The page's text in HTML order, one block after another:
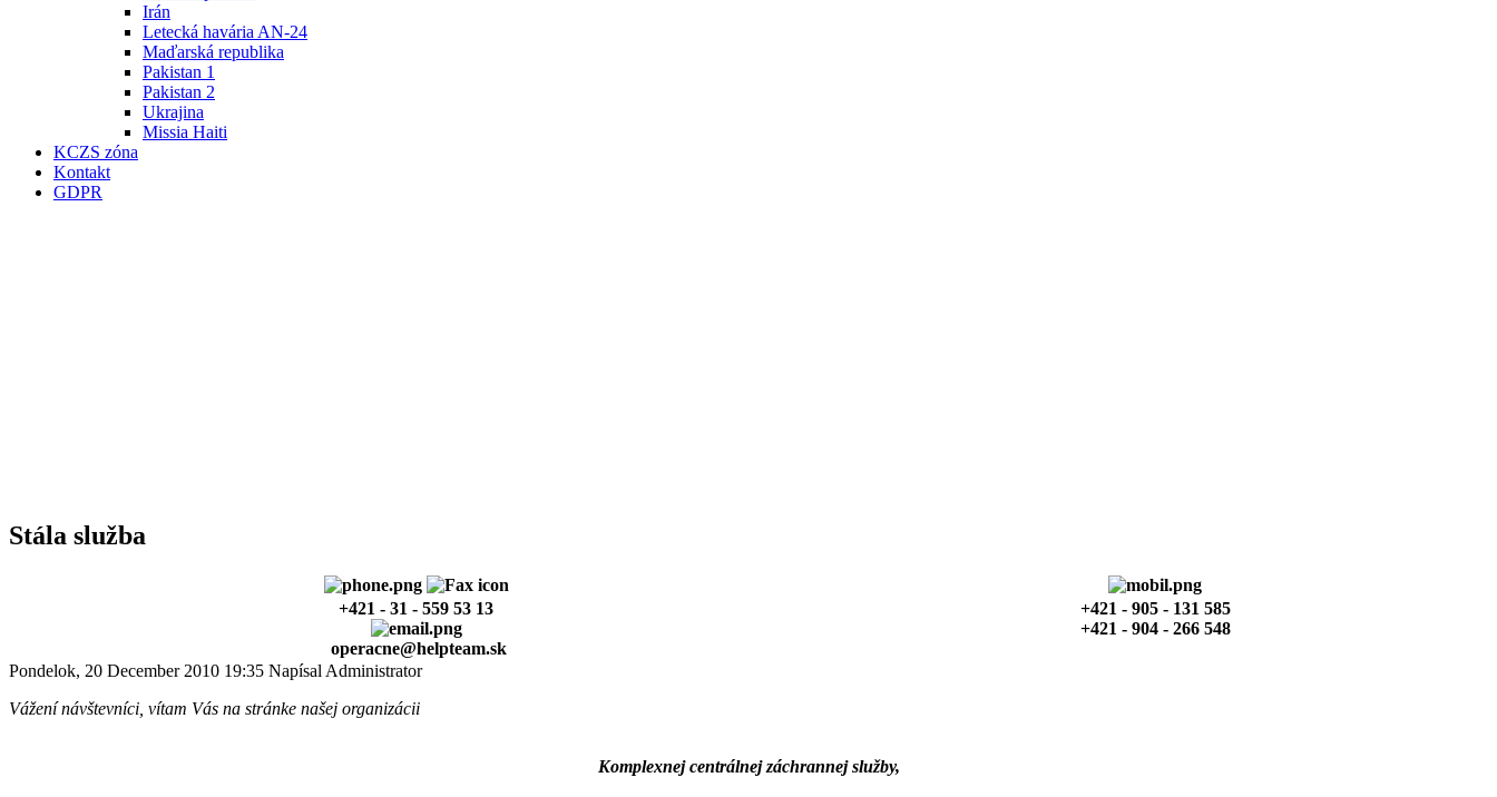
Irán
Letecká havária AN-24
Maďarská republika
Pakistan 1
Pakistan 2
Ukrajina
Missia Haiti
KCZS zóna
Kontakt
GDPR
Stála služba
+421 - 31 - 559 53 13
operacne@helpteam.sk
+421 - 905 - 131 585
+421 - 904 - 266 548
Pondelok, 20 December 2010 19:35 Napísal Administrator
Vážení návštevníci, vítam Vás na stránke našej organizácii
Komplexnej centrálnej záchrannej služby,